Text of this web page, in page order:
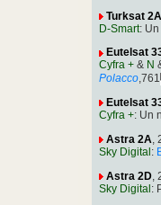
Turksat
D-Smart:
Eutelsat
Cyfra + & N
Polacco,761
Eutelsat
Cyfra +: Un
Astra 2A
Sky Digital:
Astra 2D
Sky Digital: